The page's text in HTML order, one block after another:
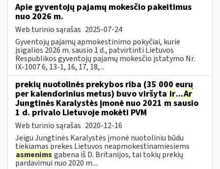
Apie gyventojų pajamų mokesčio pakeitimus
nuo 2026 m.
Web turinio sąrašas 2025-07-24
Gyventojų pajamų apmokestinimo pokyčiai, kurie
įsigalios 2026 m. sausio 1 d., patvirtinti Lietuvos
Respublikos gyventojų pajamų mokesčio įstatymo Nr.
IX-1007 6, 13-1, 16, 17, 18,...
prekių nuotolinės prekybos riba (35 000 eurų
per kalendorinius metus) buvo viršyta ir...Ar
Jungtinės Karalystės įmonė nuo 2021 m sausio
1 d. privalo Lietuvoje mokėti PVM
Web turinio sąrašas 2020-12-16
Jeigu Jungtinės Karalystės įmonė nuotoliniu būdu
tiekiamas prekes Lietuvos neapmokestinamiesiems
asmenims gabena iš D. Britanijos, tai tokių prekių
pardavimui nuo 2020 m....